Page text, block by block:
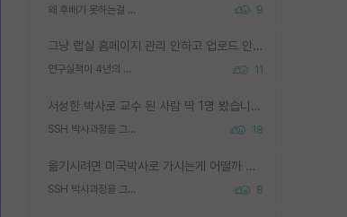
왜 후배가 못하는걸 교수님은 내 책임으로 돌리는걸까요? 9
그냥 랩실 홈페이지 관리 안하고 업로드 안한거 아님?
연구실적이 4년의 공백이 있는거 어떻게 생각하냐 11
서성한 박사로 교수 된 사람 딱 1명 봤습니다. 근데 지방대 박사로 교수된 거는 기적이 일어나야되요. 서성한 학부부터여도 빡센게 교수임용일텐데 지방대박사로 무슨 교수가 되나요...... 중소기업/중견기업 팀장급/연구소장급이나 될거 같네요.
SSH 박사과정을 그만두고 지방대 박사로 옮기면 교수의 꿈은 끝일까요? 18
옮기시려면 미국박사로 가시는게 어떨까 싶네요. 교수가 꿈이면 미국박사 하고 미국교수 까지 같이 노리시는게 기회가 많지 않을까요?
SSH 박사과정을 그만두고 지방대 박사로 옮기면 교수의 꿈은 끝일까요? 8